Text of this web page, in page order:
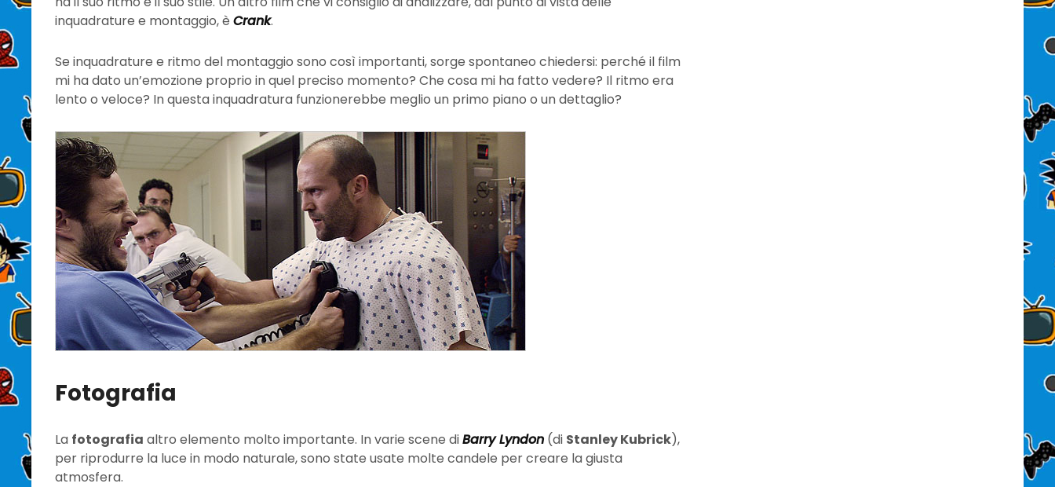
inquadrature e montaggio, èCrank.
Se inquadrature e ritmo del montaggio sono così importanti, sorge spontaneo chiedersi: perché il film
mi ha dato un’emozione proprio in quel preciso momento? Che cosa mi ha fatto vedere? Il ritmo era
lento o veloce? In questa inquadratura funzionerebbe meglio un primo piano o un dettaglio?
Fotografia
La fotografia altro elemento molto importante. In varie scene diBarry Lyndon (di Stanley Kubrick),
per riprodurre la luce in modo naturale, sono state usate molte candele per creare la giusta
atmosfera.